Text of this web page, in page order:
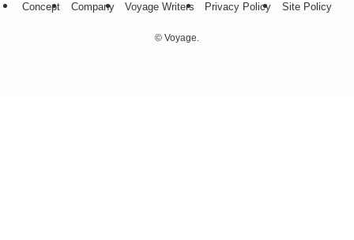
Concept Company Voyage Writers Privacy Policy Site Policy
© Voyage.